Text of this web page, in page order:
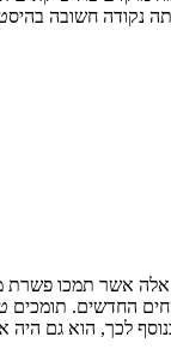
נקודה חשובה
אשר תמכו פשרת
החדשים. תומכים
לכך, הוא גם היה